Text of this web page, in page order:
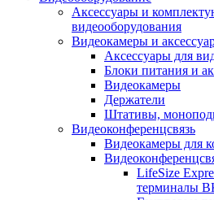
Аксессуары и
видеооборудования
Видеокамеры и
Аксессуары для
Блоки питания и
Видеокамеры
Держатели
Штативы,
Видеоконференцсвязь
Видеокамеры для
LifeSize
терминалы